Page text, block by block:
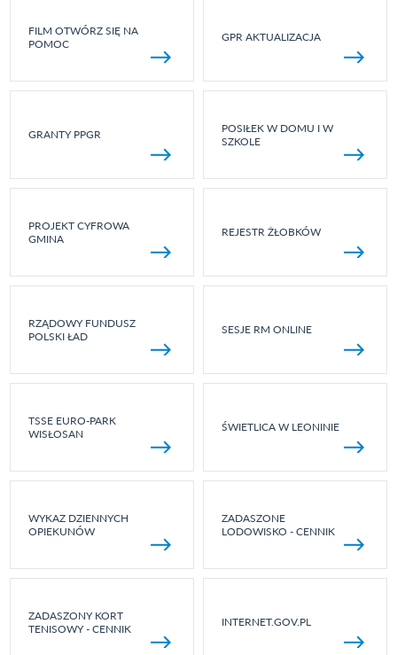
FILM OTWÓRZ SIĘ NA
POMOC
GPR AKTUALIZACJA
GRANTY PPGR
POSIŁEK W DOMU I W
SZKOLE
PROJEKT CYFROWA
GMINA
REJESTR ŻŁOBKÓW
RZĄDOWY FUNDUSZ
POLSKI ŁAD
SESJE RM ONLINE
TSSE EURO-PARK
WISŁOSAN
ŚWIETLICA W LEONINIE
WYKAZ DZIENNYCH
OPIEKUNÓW
ZADASZONE
LODOWISKO - CENNIK
ZADASZONY KORT
TENISOWY - CENNIK
INTERNET.GOV.PL